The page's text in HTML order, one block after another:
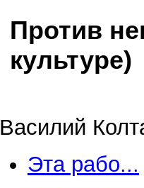
Против
культуре)
Василий
Эта рабо...